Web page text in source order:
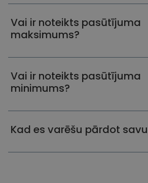
Vai ir noteikts pasūtījuma
maksimums?
Vai ir noteikts pasūtījuma
minimums?
Kad es varēšu pārdot